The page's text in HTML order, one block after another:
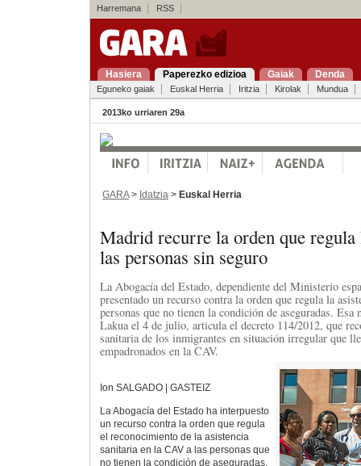
Harremana RSS
Hasiera Paperezko edizioa Gaiak Denda
Eguneko gaiak Euskal Herria Iritzia Kirolak Mundua
2013ko urriaren 29a
GARA> Idatzia > Euskal Herria
Madrid recurre la orden que
las personas sin seguro
La Abogacía del Estado, dependiente del Ministerio
presentado un recurso contra la orden que regula la
personas que no tienen la condición de aseguradas. Esa
Lakua el 4 de julio, articula el decreto 114/2012, que
sanitaria de los inmigrantes en situación irregular que
empadronados en la CAV.
Ion SALGADO | GASTEIZ
La Abogacía del Estado ha interpuesto
un recurso contra la orden que regula
el reconocimiento de la asistencia
sanitaria en la CAV a las personas que
no tienen la condición de aseguradas.